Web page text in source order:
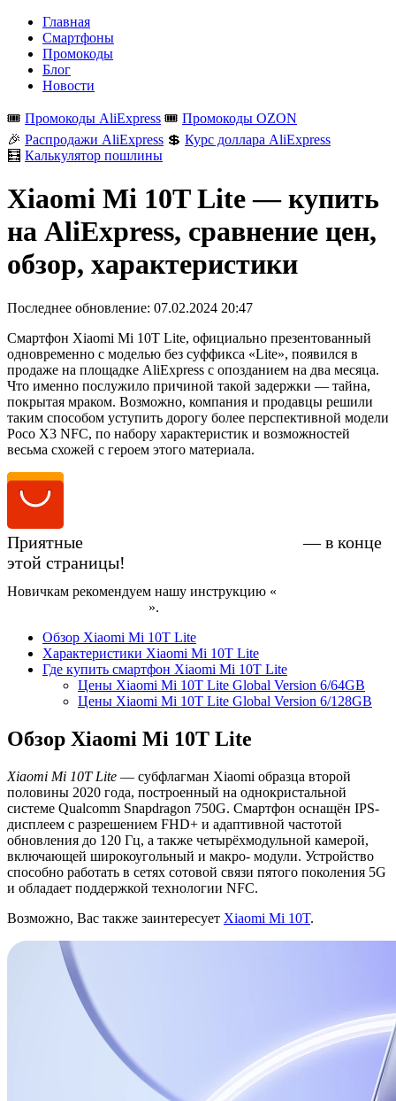
Главная
Смартфоны
Промокоды
Блог
Новости
🎟️ Промокоды AliExpress 🎟️ Промокоды OZON
🎉 Распродажи AliExpress 💲 Курс доллара AliExpress
🧮 Калькулятор пошлины
Xiaomi Mi 10T Lite — купить
на AliExpress, сравнение цен,
обзор, характеристики
Последнее обновление: 07.02.2024 20:47
Смартфон Xiaomi Mi 10T Lite, официально презентованный
одновременно с моделью без суффикса «Lite», появился в
продаже на площадке AliExpress с опозданием на два месяца.
Что именно послужило причиной такой задержки — тайна,
покрытая мраком. Возможно, компания и продавцы решили
таким способом уступить дорогу более перспективной модели
Poco X3 NFC, по набору характеристик и возможностей
весьма схожей с героем этого материала.
Приятные
— в конце
этой страницы!
Новичкам рекомендуем нашу инструкцию «
».
Обзор Xiaomi Mi 10T Lite
Характеристики Xiaomi Mi 10T Lite
Где купить смартфон Xiaomi Mi 10T Lite
Цены Xiaomi Mi 10T Lite Global Version 6/64GB
Цены Xiaomi Mi 10T Lite Global Version 6/128GB
Обзор Xiaomi Mi 10T Lite
Xiaomi Mi 10T Lite — субфлагман Xiaomi образца второй
половины 2020 года, построенный на однокристальной
системе Qualcomm Snapdragon 750G. Смартфон оснащён IPS-
дисплеем с разрешением FHD+ и адаптивной частотой
обновления до 120 Гц, а также четырёхмодульной камерой,
включающей широкоугольный и макро- модули. Устройство
способно работать в сетях сотовой связи пятого поколения 5G
и обладает поддержкой технологии NFC.
Возможно, Вас также заинтересует Xiaomi Mi 10T.